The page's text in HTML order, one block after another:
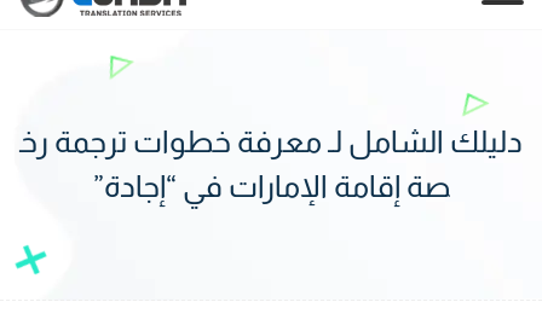
دليلك الشامل لـ معرفة خطوات ترجمة رخ
صة إقامة الإمارات في “إجادة”